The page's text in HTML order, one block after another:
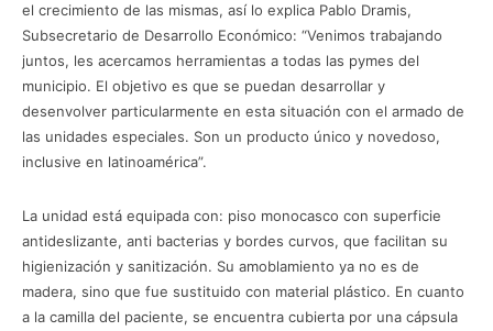
el crecimiento de las mismas, así lo explica Pablo Dramis,
Subsecretario de Desarrollo Económico: “Venimos trabajando
juntos, les acercamos herramientas a todas las pymes del
municipio. El objetivo es que se puedan desarrollar y
desenvolver particularmente en esta situación con el armado de
las unidades especiales. Son un producto único y novedoso,
inclusive en latinoamérica”.
La unidad está equipada con: piso monocasco con superficie
antideslizante, anti bacterias y bordes curvos, que facilitan su
higienización y sanitización. Su amoblamiento ya no es de
madera, sino que fue sustituido con material plástico. En cuanto
a la camilla del paciente, se encuentra cubierta por una cápsula